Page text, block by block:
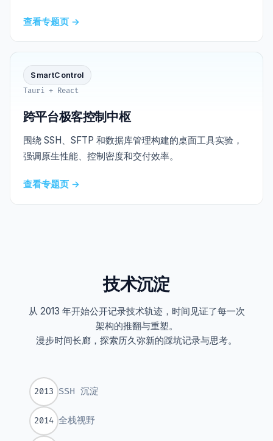
查看专题页 →
SmartControl
Tauri + React
跨平台极客控制中枢
围绕 SSH、SFTP 和数据库管理构建的桌面工具实验，
强调原生性能、控制密度和交付效率。
查看专题页 →
技术沉淀
从 2013 年开始公开记录技术轨迹，时间见证了每一次
架构的推翻与重塑。
漫步时间长廊，探索历久弥新的踩坑记录与思考。
2013 SSH 沉淀
2014 全栈视野